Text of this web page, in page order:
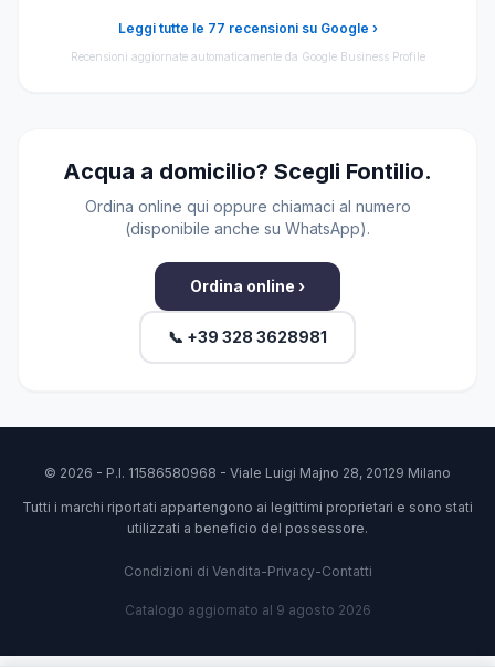
Leggi tutte le 77 recensioni su Google ›
Recensioni aggiornate automaticamente da Google Business Profile
Acqua a domicilio? Scegli Fontilio.
Ordina online qui oppure chiamaci al numero
(disponibile anche su WhatsApp).
Ordina online ›
📞 +39 328 3628981
© 2026 - P.I. 11586580968 - Viale Luigi Majno 28, 20129 Milano
Tutti i marchi riportati appartengono ai legittimi proprietari e sono stati
utilizzati a beneficio del possessore.
Condizioni di Vendita-Privacy-Contatti
Catalogo aggiornato al 9 agosto 2026